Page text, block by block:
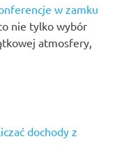
w zamku
nie tylko wybór
atmosfery,
dochody z